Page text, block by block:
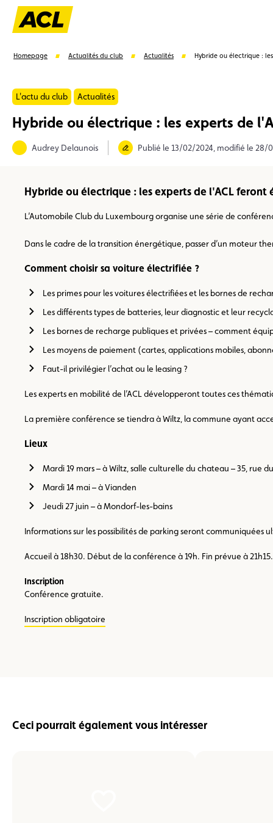
Suggestions
Homepage Actualités du club Actualités Hybride ou électrique :
L'actu du club Actualités
Hybride ou électrique : les experts de
Audrey Delaunois Publié le 13/02/2024, modifié le 28/
Hybride ou électrique : les experts de l'ACL feront
L’Automobile Club du Luxembourg organise une série de
Dans le cadre de la transition énergétique, passer d’un moteur
Comment choisir sa voiture électrifiée ?
Les primes pour les voitures électrifiées et les bornes de
Les différents types de batteries, leur diagnostic et leur
Les bornes de recharge publiques et privées – comment
Les moyens de paiement (cartes, applications mobiles,
Faut-il privilégier l’achat ou le leasing ?
Les experts en mobilité de l’ACL développeront toutes ces
La première conférence se tiendra à Wiltz, la commune ayant
Lieux
Mardi 19 mars – à Wiltz, salle culturelle du chateau – 35, rue
Mardi 14 mai – à Vianden
Jeudi 27 juin – à Mondorf-les-bains
Informations sur les possibilités de parking seront communiquées
Accueil à 18h30. Début de la conférence à 19h. Fin prévue à 21h15.
Inscription
Conférence gratuite.
Inscription obligatoire
Ceci pourrait également vous intéresser